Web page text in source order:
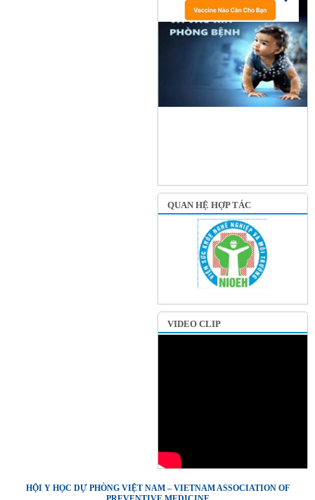
QUAN HỆ HỢP TÁC
VIDEO CLIP
HỘI Y HỌC DỰ PHÒNG VIỆT NAM – VIETNAM ASSOCIATION OF